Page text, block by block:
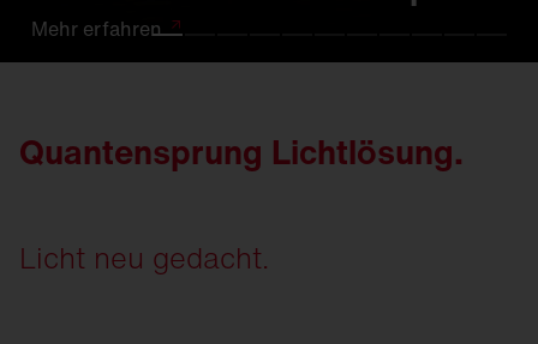
Mehr erfahren
Mehr erfahren.
Mehr erfahren
Mehr erfahren
Mehr erfahren
Mehr erfahren
Mehr erfahren
Mehr erfahren
Mehr erfahren.
Mehr erfahren
Mehr erfahren
Quantensprung Lichtlösung.
Licht neu gedacht.